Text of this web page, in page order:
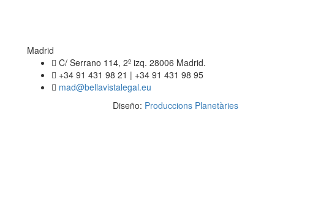
Madrid
C/ Serrano 114, 2º izq. 28006 Madrid.
+34 91 431 98 21 | +34 91 431 98 95
mad@bellavistalegal.eu
Diseño: Produccions Planetàries